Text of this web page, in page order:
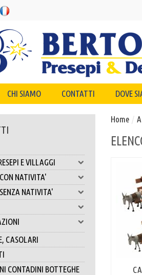
CHI SIAMO CONTATTI DOVE
E VILLAGGI
NATIVITA'
NATIVITA'
CASOLARI
CONTADINI BOTTEGHE
Home /